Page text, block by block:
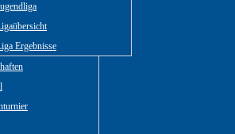
Ergebnisse